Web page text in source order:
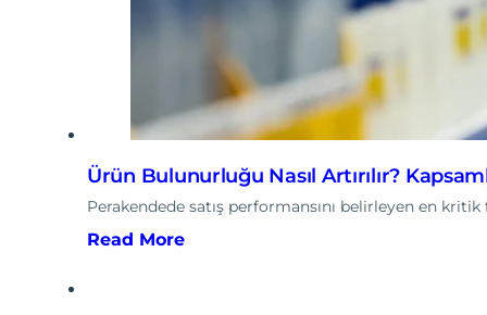
Ürün Bulunurluğu Nasıl Artırılır?
Perakendede satış performansını belirleyen en
Read More